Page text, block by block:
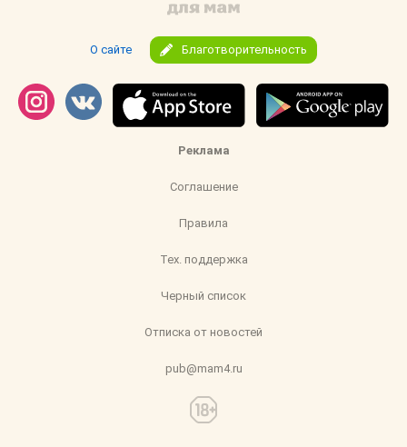
О сайте Благотворительность
Реклама
Соглашение
Правила
Тех. поддержка
Черный список
Отписка от новостей
pub@mam4.ru